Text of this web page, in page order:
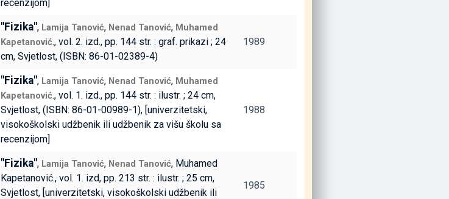
recenzijom]
"Fizika", Lamija Tanović, Nenad Tanović, Muhamed
Kapetanović., vol. 2. izd., pp. 144 str. : graf. prikazi ; 24
cm, Svjetlost, (ISBN: 86-01-02389-4)
1989
"Fizika", Lamija Tanović, Nenad Tanović, Muhamed
Kapetanović., vol. 1. izd., pp. 144 str. : ilustr. ; 24 cm,
Svjetlost, (ISBN: 86-01-00989-1), [univerzitetski,
visokoškolski udžbenik ili udžbenik za višu školu sa
recenzijom]
1988
"Fizika", Lamija Tanović, Nenad Tanović, Muhamed
Kapetanović., vol. 1. izd, pp. 213 str. : ilustr. ; 25 cm,
Svjetlost, [univerzitetski, visokoškolski udžbenik ili
1985